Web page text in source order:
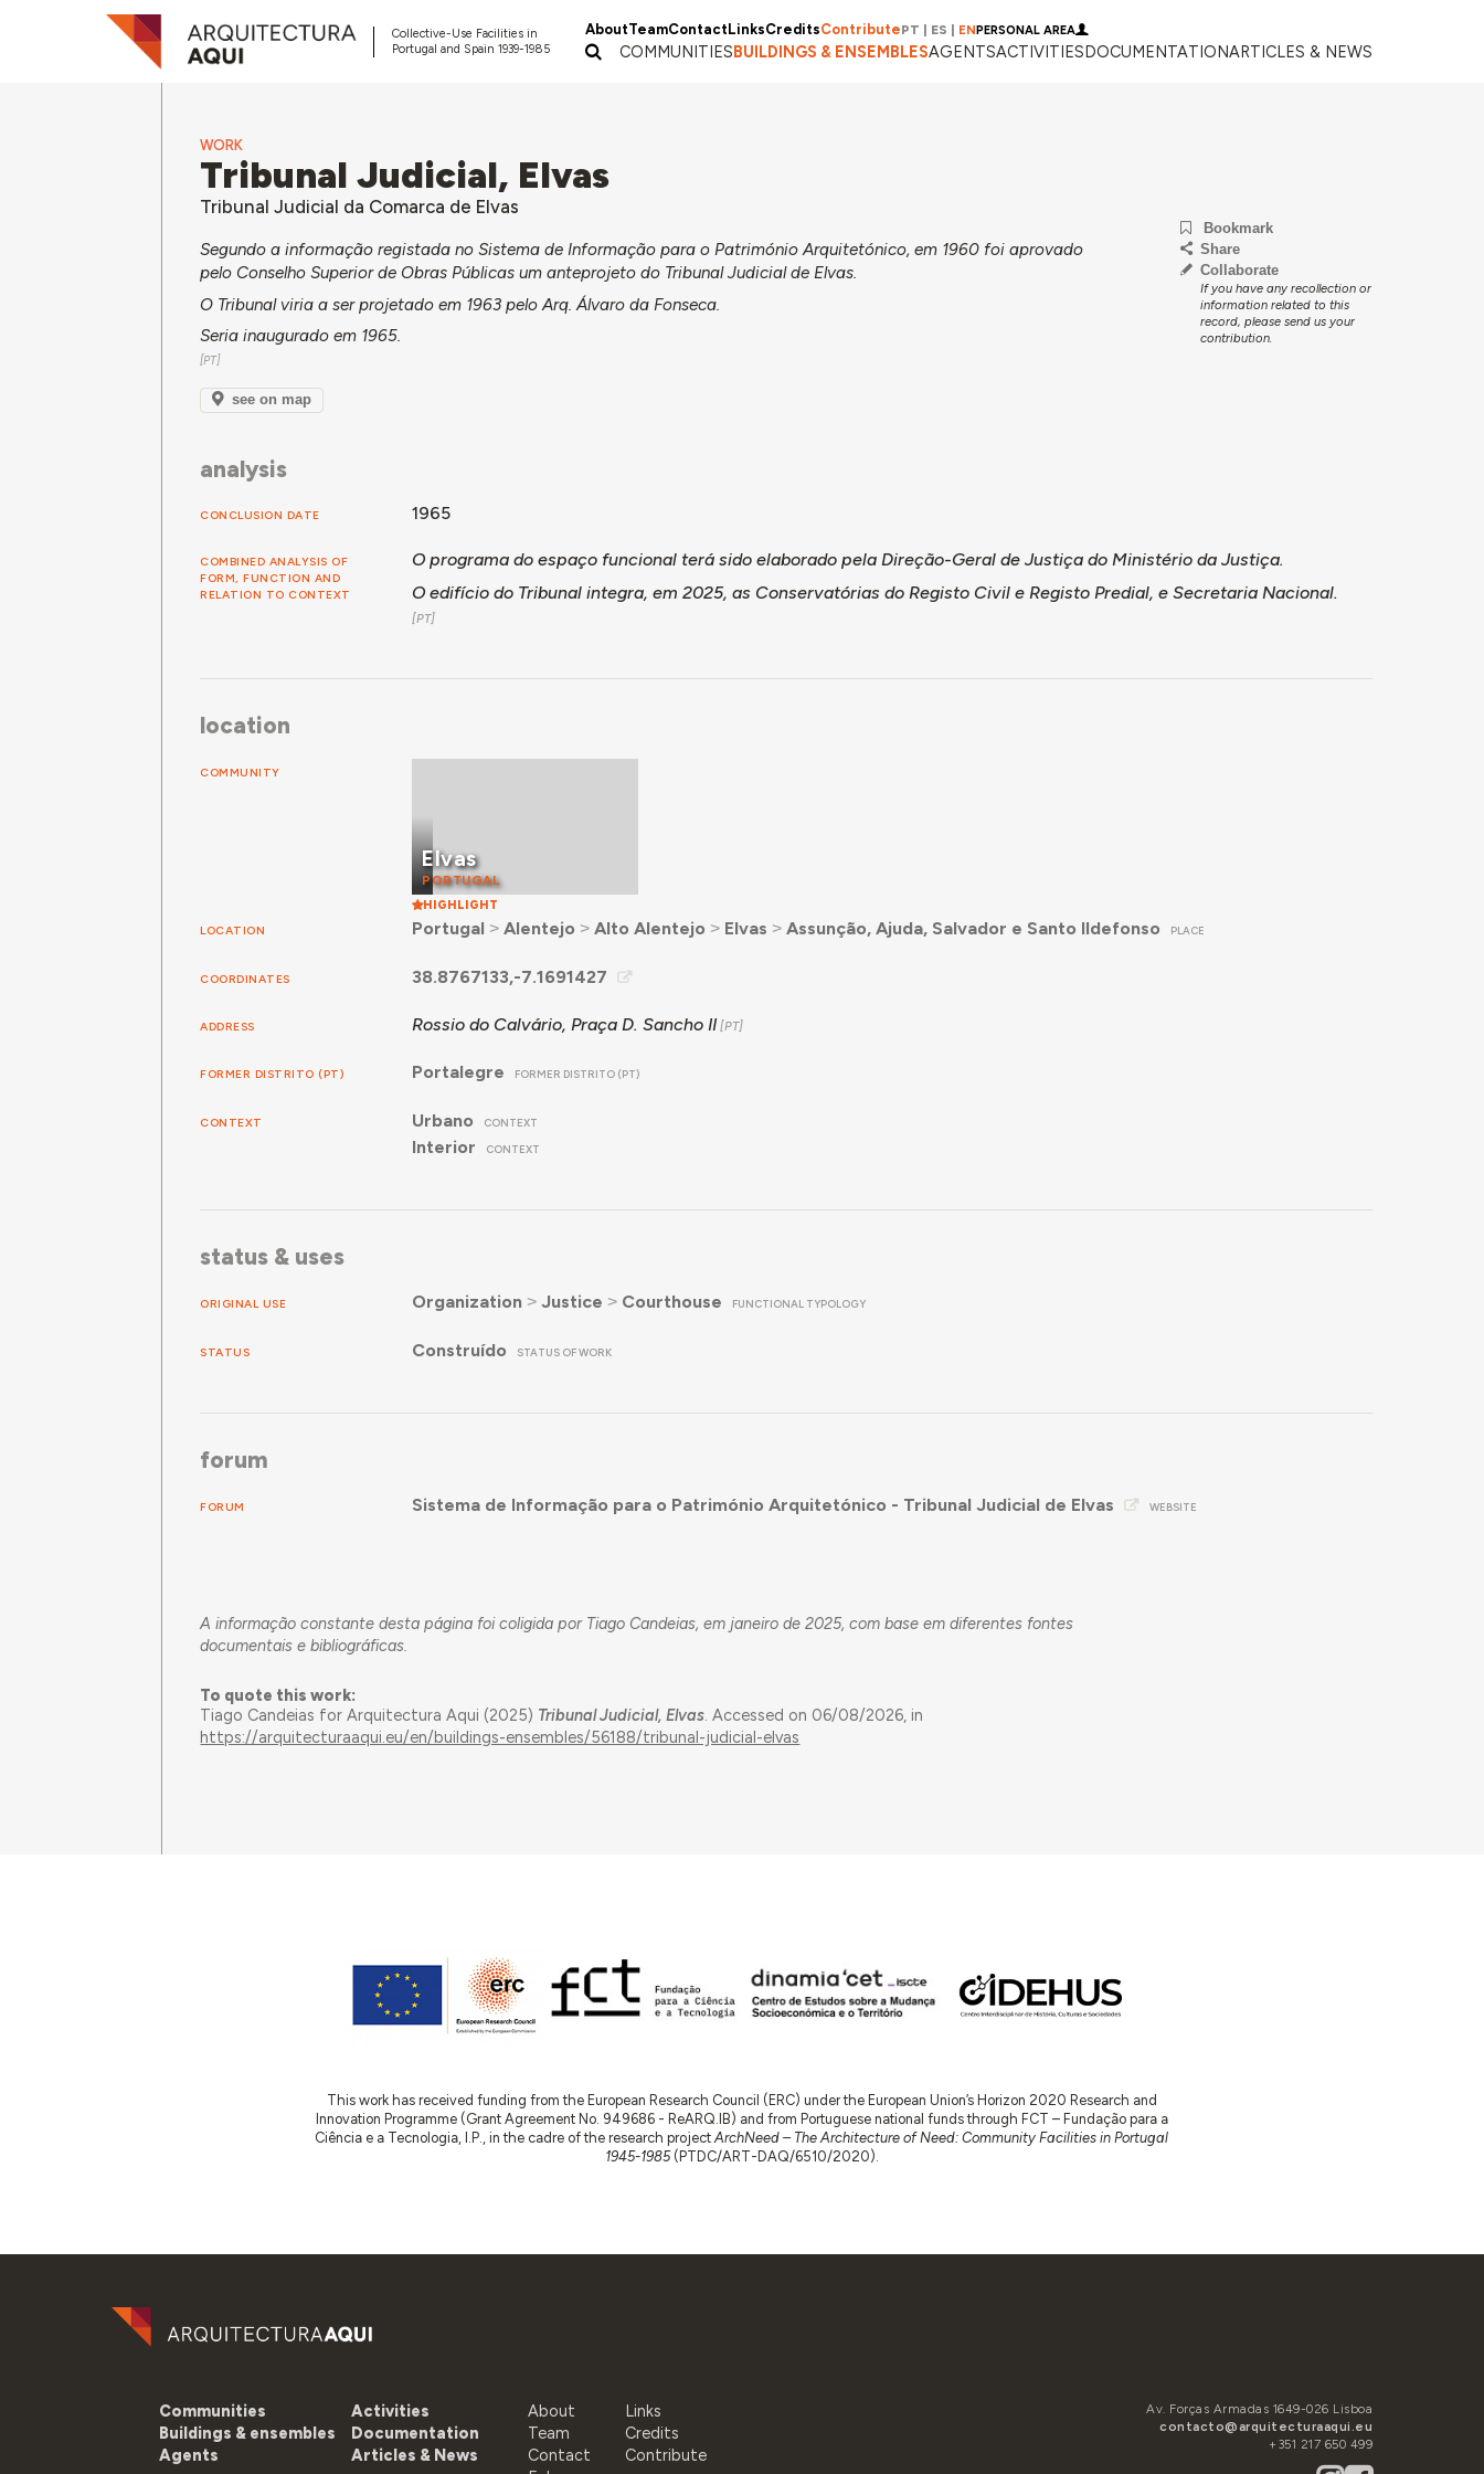
Collective-Use Facilities in
Portugal and Spain 1939-1985
AboutTeamContactLinksCreditsContributePT ES ENPERSONAL AREA
COMMUNITIESBUILDINGS & ENSEMBLESAGENTSACTIVITIESDOCUMENTATIONARTICLES & NEWS
WORK
Tribunal Judicial, Elvas
Tribunal Judicial da Comarca de Elvas
Segundo a informação registada no Sistema de Informação para o Património Arquitetónico, em 1960 foi aprovado
pelo Conselho Superior de Obras Públicas um anteprojeto do Tribunal Judicial de Elvas.
O Tribunal viria a ser projetado em 1963 pelo Arq. Álvaro da Fonseca.
Seria inaugurado em 1965.
see on map
Bookmark
Share
Collaborate
If you have any recollection or
information related to this
record, please send us your
contribution.
analysis
CONCLUSION DATE 1965
COMBINED ANALYSIS OF
FORM, FUNCTION AND
RELATION TO CONTEXT
O programa do espaço funcional terá sido elaborado pela Direção-Geral de Justiça do Ministério da Justiça.
O edifício do Tribunal integra, em 2025, as Conservatórias do Registo Civil e Registo Predial, e Secretaria Nacional.
location
COMMUNITY
Elvas
PORTUGAL
HIGHLIGHT
LOCATION Portugal ˃ Alentejo ˃ Alto Alentejo ˃ Elvas ˃ Assunção, Ajuda, Salvador e Santo Ildefonso PLACE
COORDINATES 38.8767133,-7.1691427
ADDRESS Rossio do Calvário, Praça D. Sancho II
FORMER DISTRITO (PT) Portalegre FORMER DISTRITO (PT)
CONTEXT Urbano CONTEXT
Interior CONTEXT
status & uses
ORIGINAL USE Organization ˃ Justice ˃ Courthouse FUNCTIONAL TYPOLOGY
STATUS Construído STATUS OF WORK
forum
FORUM Sistema de Informação para o Património Arquitetónico - Tribunal Judicial de Elvas WEBSITE
A informação constante desta página foi coligida por Tiago Candeias, em janeiro de 2025, com base em diferentes fontes
documentais e bibliográficas.
To quote this work:
Tiago Candeias for Arquitectura Aqui (2025) Tribunal Judicial, Elvas. Accessed on 06/08/2026, in
https://arquitecturaaqui.eu/en/buildings-ensembles/56188/tribunal-judicial-elvas
This work has received funding from the European Research Council (ERC) under the European Union’s Horizon 2020 Research and
Innovation Programme (Grant Agreement No. 949686 - ReARQ.IB) and from Portuguese national funds through FCT – Fundação para a
Ciência e a Tecnologia, I.P., in the cadre of the research projectArchNeed – The Architecture of Need: Community Facilities in Portugal
1945-1985(PTDC/ART-DAQ/6510/2020).
Communities
Buildings & ensembles
Agents
Activities
Documentation
Articles & News
About
Team
Contact
Links
Credits
Contribute
Av. Forças Armadas 1649-026 Lisboa
contacto@arquitecturaaqui.eu
+351 217 650 499